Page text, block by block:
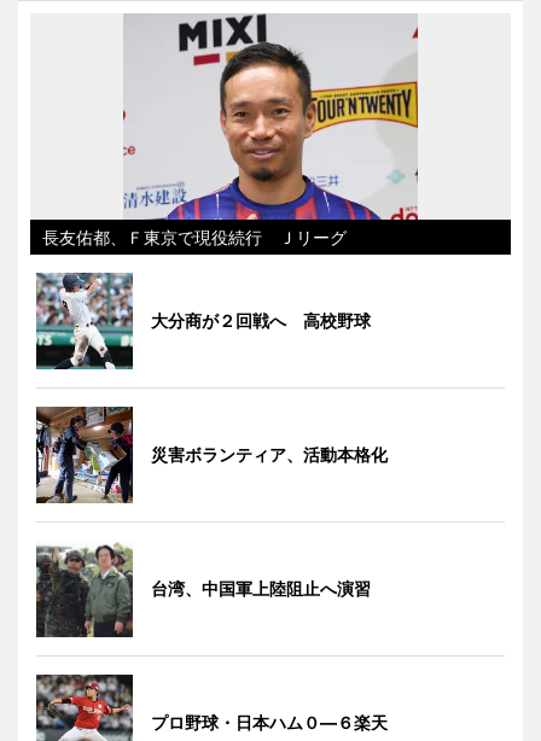
長友佑都、Ｆ東京で現役続行 Ｊリーグ
大分商が２回戦へ 高校野球
災害ボランティア、活動本格化
台湾、中国軍上陸阻止へ演習
プロ野球・日本ハム０―６楽天